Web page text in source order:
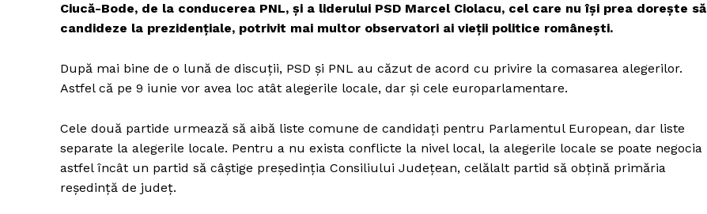
Ciucă-Bode, de la conducerea PNL, și a liderului PSD Marcel Ciolacu, cel care nu își prea dorește să
candideze la prezidențiale, potrivit mai multor observatori ai vieții politice românești.
După mai bine de o lună de discuții, PSD și PNL au căzut de acord cu privire la comasarea alegerilor.
Astfel că pe 9 iunie vor avea loc atât alegerile locale, dar și cele europarlamentare.
Cele două partide urmează să aibă liste comune de candidați pentru Parlamentul European, dar liste
separate la alegerile locale. Pentru a nu exista conflicte la nivel local, la alegerile locale se poate negocia
astfel încât un partid să câștige președinția Consiliului Județean, celălalt partid să obțină primăria
reședință de județ.